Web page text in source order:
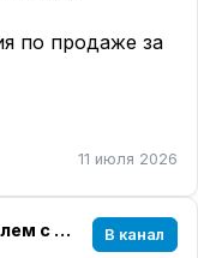
по продаже за
11 июля 2026
3-НДФЛ. Налоги под контролем с Милой Мельниковой В канал